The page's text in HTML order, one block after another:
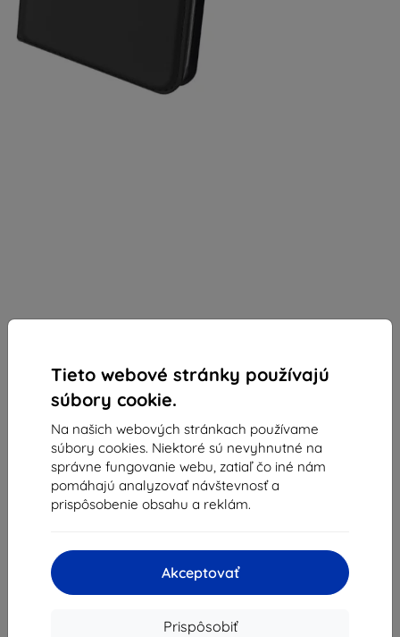
Tieto webové stránky používajú
súbory cookie.
Na našich webových stránkach používame
súbory cookies. Niektoré sú nevyhnutné na
správne fungovanie webu, zatiaľ čo iné nám
pomáhajú analyzovať návštevnosť a
prispôsobenie obsahu a reklám.
Akceptovať
Prispôsobiť
DuxDucis
Púzdro DUXDUCIS SKINPRO GALAXY M53 5G BLACK
Vhodné pre: Samsung Galaxy M53
Popis a špecifikácia
8,09 €
7,28 €